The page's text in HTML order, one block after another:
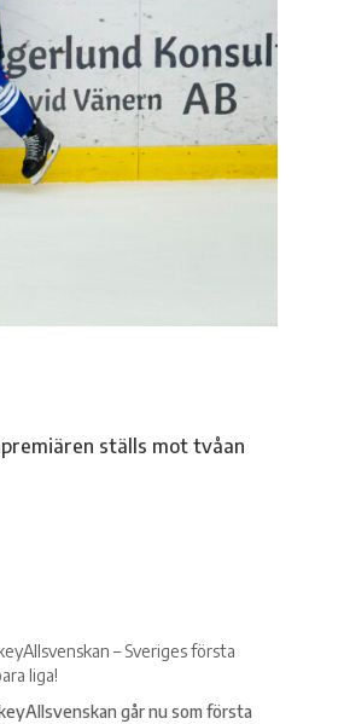
ställs mot tvåan
– Sveriges första
liga!
går nu som första